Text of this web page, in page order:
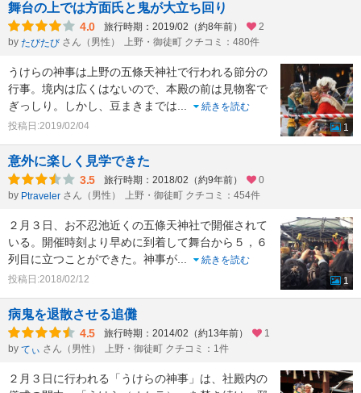
舞台の上では方面氏と鬼が大立ち回り
4.0 旅行時期：2019/02（約8年前）
2
by たびたび さん（男性） 上野・御徒町 クチコミ：480件
うけらの神事は上野の五條天神社で行われる節分の
行事。境内は広くはないので、本殿の前は見物客で
ぎっしり。しかし、豆まきまでは...
続きを読む
投稿日:2019/02/04
1
意外に楽しく見学できた
3.5 旅行時期：2018/02（約9年前）
0
by Ptraveler さん（男性） 上野・御徒町 クチコミ：454件
２月３日、お不忍池近くの五條天神社で開催されて
いる。開催時刻より早めに到着して舞台から５，６
列目に立つことができた。神事が...
続きを読む
投稿日:2018/02/12
1
病鬼を退散させる追儺
4.5 旅行時期：2014/02（約13年前）
1
by てぃ さん（男性） 上野・御徒町 クチコミ：1件
２月３日に行われる「うけらの神事」は、社殿内の